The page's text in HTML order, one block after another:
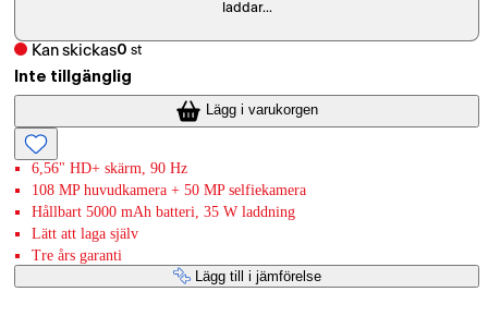
laddar...
Kan skickas0 st
Inte tillgänglig
Lägg i varukorgen
6,56" HD+ skärm, 90 Hz
108 MP huvudkamera + 50 MP selfiekamera
Hållbart 5000 mAh batteri, 35 W laddning
Lätt att laga själv
Tre års garanti
Lägg till i jämförelse